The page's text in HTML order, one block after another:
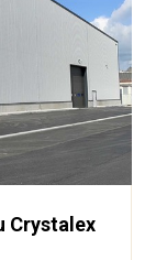
Crystalex